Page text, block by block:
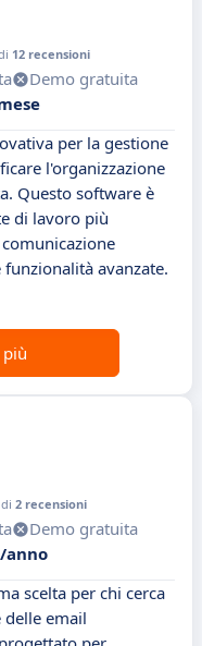
12 recensioni
Demo gratuita
per la gestione
l'organizzazione
Questo software è
di lavoro più
avanzate.
più
2 recensioni
Demo gratuita
anno
scelta per chi cerca
delle email